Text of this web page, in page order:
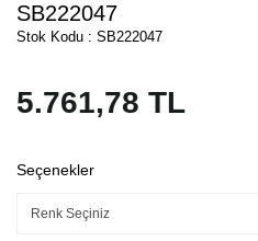
SB222047
Stok Kodu : SB222047
5.761,78 TL
Seçenekler